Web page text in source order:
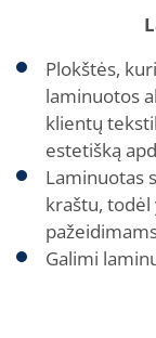
Plokštės,
laminuotos
klientų
estetišką
Laminuotas
kraštu,
Galimi